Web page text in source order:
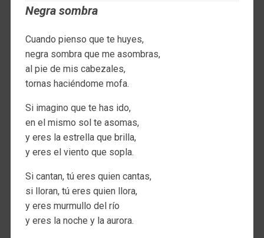
Negra sombra
Cuando pienso que te huyes,
negra sombra que me asombras,
al pie de mis cabezales,
tornas haciéndome mofa.
Si imagino que te has ido,
en el mismo sol te asomas,
y eres la estrella que brilla,
y eres el viento que sopla.
Si cantan, tú eres quien cantas,
si lloran, tú eres quien llora,
y eres murmullo del río
y eres la noche y la aurora.